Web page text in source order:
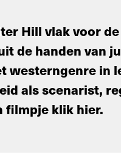
Hill vlak voor
de handen van
westerngenre in
als scenarist,
filmpje klik hier.